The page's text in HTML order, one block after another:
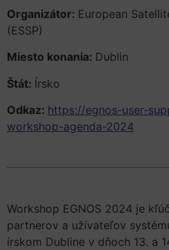
Organizátor: European
(ESSP)
Miesto konania: Dublin
Štát: Írsko
Odkaz: https://egnos-user-
workshop-agenda-2024
Workshop EGNOS 2024 je
partnerov a užívateľov
írskom Dubline v dňoch 13. a